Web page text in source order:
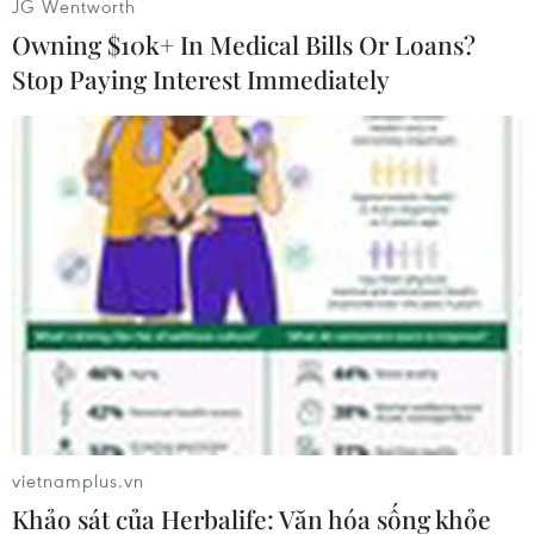
#Qatar
#Hòa giải
#Khủng hoảng
#Từ chức #Văn kiện
Yemen
JG Wentworth
Owning $10k+ In Medical Bills Or Loans?
Stop Paying Interest Immediately
vietnamplus.vn
Khảo sát của Herbalife: Văn hóa sống khỏe